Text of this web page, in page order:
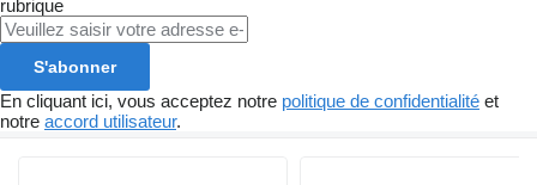
rubrique
S'abonner
En cliquant ici, vous acceptez notre politique de confidentialité et
notre accord utilisateur.